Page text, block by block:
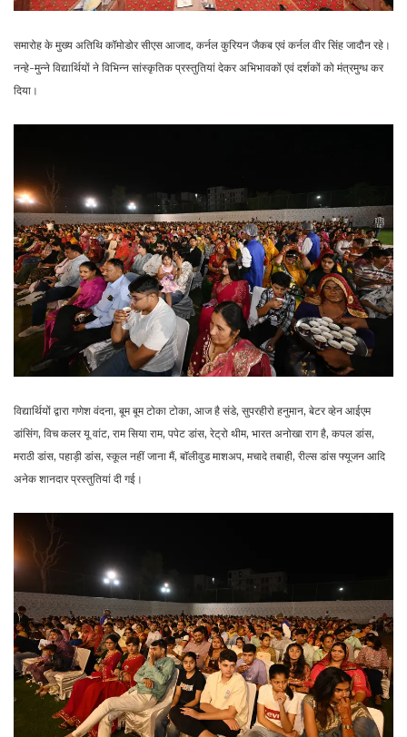
समारोह के मुख्य अतिथि कॉमोडोर सीएस आजाद, कर्नल कुरियन जैकब एवं कर्नल वीर सिंह जादौन रहे।
नन्हे-मुन्ने विद्यार्थियों ने विभिन्न सांस्कृतिक प्रस्तुतियां देकर अभिभावकों एवं दर्शकों को मंत्रमुग्ध कर
दिया।
विद्यार्थियों द्वारा गणेश वंदना, बूम बूम टोका टोका, आज है संडे, सुपरहीरो हनुमान, बेटर व्हेन आईएम
डांसिंग, विच कलर यू वांट, राम सिया राम, पपेट डांस, रेट्रो थीम, भारत अनोखा राग है, कपल डांस,
मराठी डांस, पहाड़ी डांस, स्कूल नहीं जाना मैं, बाॅलीवुड माशअप, मचादे तबाही, रील्स डांस फ्यूजन आदि
अनेक शानदार प्रस्तुतियां दी गई।